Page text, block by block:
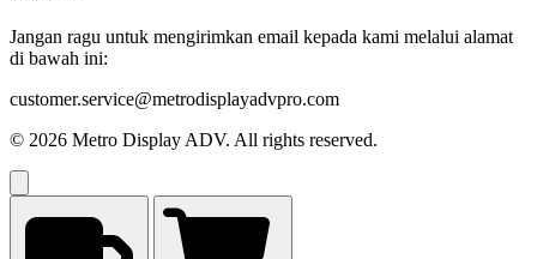
Jangan ragu untuk mengirimkan email kepada kami melalui alamat
di bawah ini:
customer.service@metrodisplayadvpro.com
© 2026 Metro Display ADV. All rights reserved.